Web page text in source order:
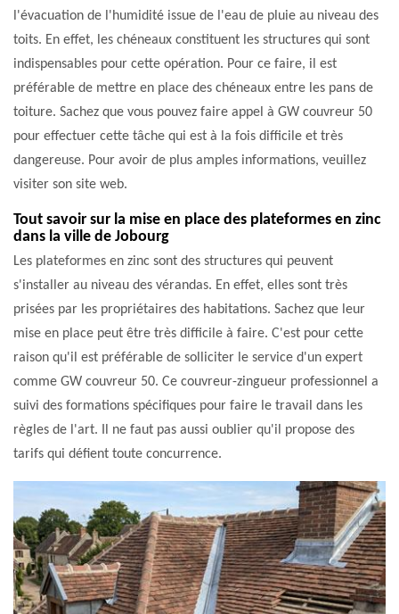
l'évacuation de l'humidité issue de l'eau de pluie au niveau des
toits. En effet, les chéneaux constituent les structures qui sont
indispensables pour cette opération. Pour ce faire, il est
préférable de mettre en place des chéneaux entre les pans de
toiture. Sachez que vous pouvez faire appel à GW couvreur 50
pour effectuer cette tâche qui est à la fois difficile et très
dangereuse. Pour avoir de plus amples informations, veuillez
visiter son site web.
Tout savoir sur la mise en place des plateformes en zinc
dans la ville de Jobourg
Les plateformes en zinc sont des structures qui peuvent
s'installer au niveau des vérandas. En effet, elles sont très
prisées par les propriétaires des habitations. Sachez que leur
mise en place peut être très difficile à faire. C'est pour cette
raison qu'il est préférable de solliciter le service d'un expert
comme GW couvreur 50. Ce couvreur-zingueur professionnel a
suivi des formations spécifiques pour faire le travail dans les
règles de l'art. Il ne faut pas aussi oublier qu'il propose des
tarifs qui défient toute concurrence.